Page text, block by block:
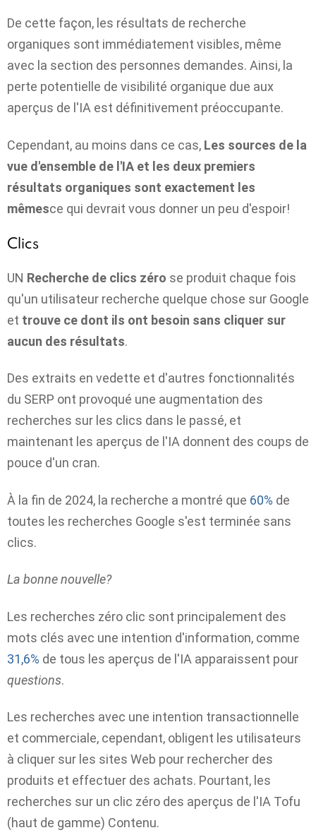
De cette façon, les résultats de recherche
organiques sont immédiatement visibles, même
avec la section des personnes demandes. Ainsi, la
perte potentielle de visibilité organique due aux
aperçus de l'IA est définitivement préoccupante.
Cependant, au moins dans ce cas, Les sources de la
vue d'ensemble de l'IA et les deux premiers
résultats organiques sont exactement les
mêmesce qui devrait vous donner un peu d'espoir!
Clics
UN Recherche de clics zéro se produit chaque fois
qu'un utilisateur recherche quelque chose sur Google
et trouve ce dont ils ont besoin sans cliquer sur
aucun des résultats.
Des extraits en vedette et d'autres fonctionnalités
du SERP ont provoqué une augmentation des
recherches sur les clics dans le passé, et
maintenant les aperçus de l'IA donnent des coups de
pouce d'un cran.
À la fin de 2024, la recherche a montré que 60% de
toutes les recherches Google s'est terminée sans
clics.
La bonne nouvelle?
Les recherches zéro clic sont principalement des
mots clés avec une intention d'information, comme
31,6% de tous les aperçus de l'IA apparaissent pour
questions.
Les recherches avec une intention transactionnelle
et commerciale, cependant, obligent les utilisateurs
à cliquer sur les sites Web pour rechercher des
produits et effectuer des achats. Pourtant, les
recherches sur un clic zéro des aperçus de l'IA Tofu
(haut de gamme) Contenu.